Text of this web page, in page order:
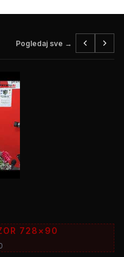
Pogledaj sve →
728×90